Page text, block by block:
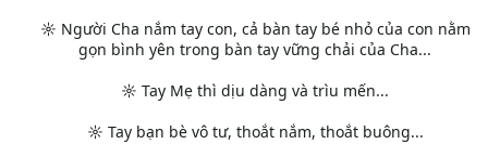
☼ Người Cha nắm tay con, cả bàn tay bé nhỏ của con nằm
gọn bình yên trong bàn tay vững chải của Cha...
☼ Tay Mẹ thì dịu dàng và trìu mến...
☼ Tay bạn bè vô tư, thoắt nắm, thoắt buông...